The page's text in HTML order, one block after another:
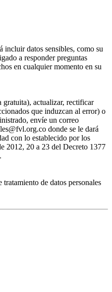
datos sensibles, como su
a responder preguntas
en cualquier momento en su
gratuita), actualizar, rectificar
que induzcan al error) o
envíe un correo
donde se le dará
con lo establecido por los
2012, 20 a 23 del Decreto 1377
de datos personales